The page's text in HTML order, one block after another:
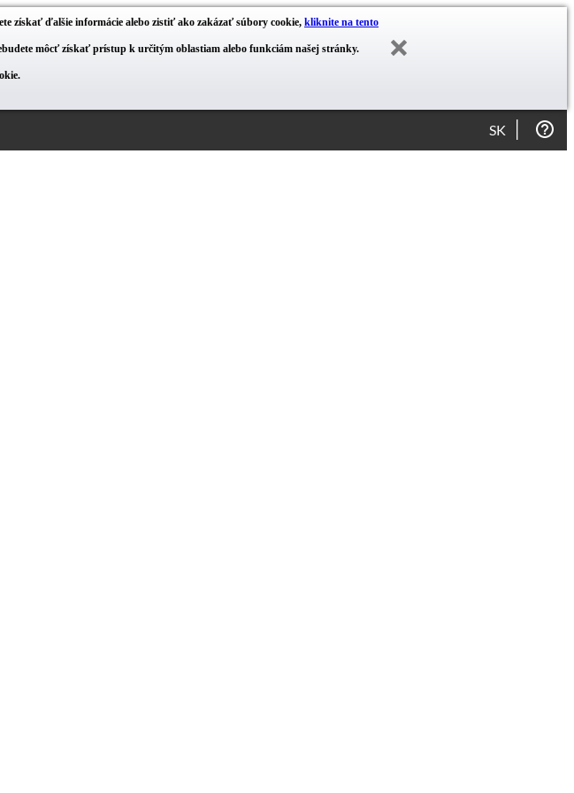
získať ďalšie informácie alebo zistiť ako zakázať súbory cookie, kliknite na tento
môcť získať prístup k určitým oblastiam alebo funkciám našej stránky.
SK